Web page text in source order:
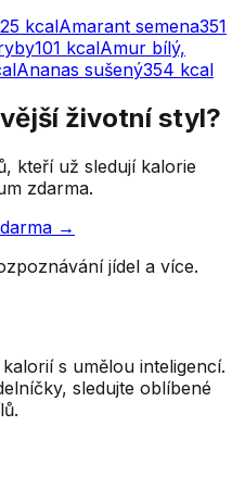
25 kcalAmarant semena351
101 kcalAmur bílý,
Ananas sušený354 kcal
životní styl?
kteří už sledují kalorie
zdarma.
→
jídel a více.
s umělou inteligencí.
sledujte oblíbené